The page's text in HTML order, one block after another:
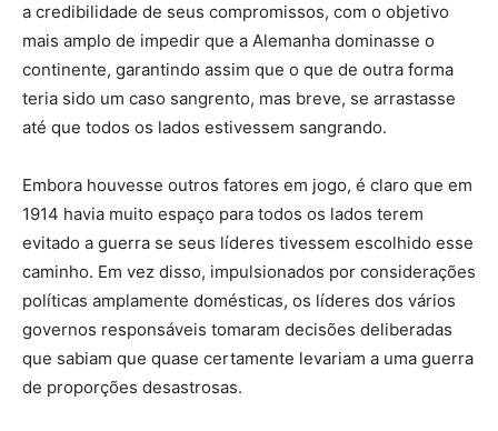
a credibilidade de seus compromissos, com o objetivo
mais amplo de impedir que a Alemanha dominasse o
continente, garantindo assim que o que de outra forma
teria sido um caso sangrento, mas breve, se arrastasse
até que todos os lados estivessem sangrando.
Embora houvesse outros fatores em jogo, é claro que em
1914 havia muito espaço para todos os lados terem
evitado a guerra se seus líderes tivessem escolhido esse
caminho. Em vez disso, impulsionados por considerações
políticas amplamente domésticas, os líderes dos vários
governos responsáveis ​​tomaram decisões deliberadas
que sabiam que quase certamente levariam a uma guerra
de proporções desastrosas.